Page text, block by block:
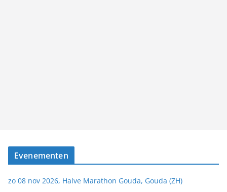
Evenementen
zo 08 nov 2026, Halve Marathon Gouda, Gouda (ZH)